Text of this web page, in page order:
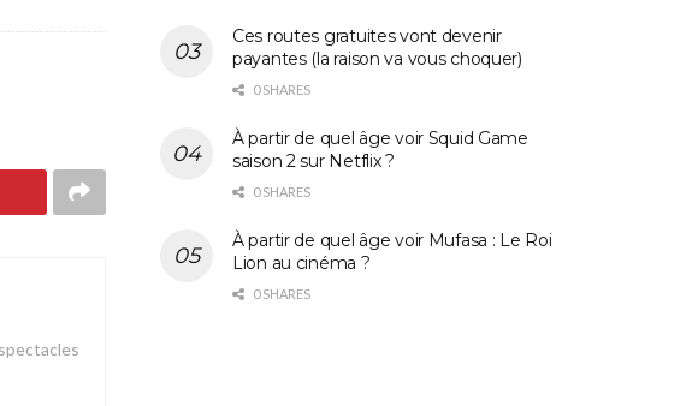
Ces routes gratuites vont devenir
payantes (la raison va vous choquer)
0 SHARES
À partir de quel âge voir Squid Game
saison 2 sur Netflix ?
0 SHARES
À partir de quel âge voir Mufasa : Le Roi
Lion au cinéma ?
0 SHARES